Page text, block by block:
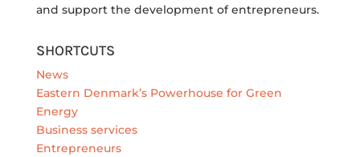
and support the development of entrepreneurs.
SHORTCUTS
News
Eastern Denmark’s Powerhouse for Green
Energy
Business services
Entrepreneurs